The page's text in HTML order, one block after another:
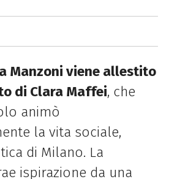
Manzoni viene allestito
di Clara Maffei, che
animò
la vita sociale,
di Milano. La
ispirazione da una